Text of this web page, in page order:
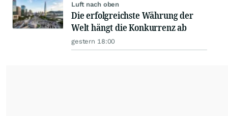
Luft nach oben
Die erfolgreichste Währung der
Welt hängt die Konkurrenz ab
gestern 18:00